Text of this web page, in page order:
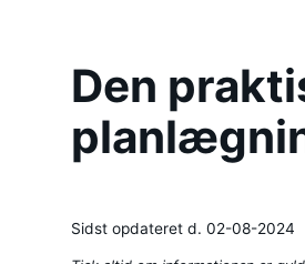
Den
Sidst opdateret d. 02-08-2024